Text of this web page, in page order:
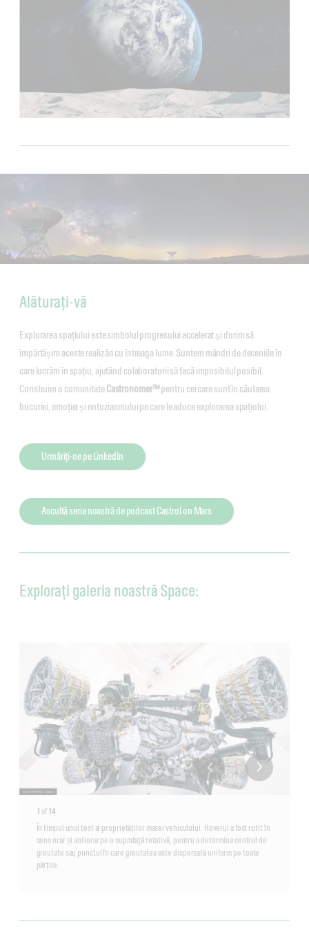
Alăturați-vă
Explorarea spațiului este simbolul progresului accelerat și dorim să
împărtășim aceste realizări cu întreaga lume. Suntem mândri de deceniile în
care lucrăm în spațiu, ajutând colaboratorii să facă imposibilul posibil.
Construim o comunitateCastronomer™pentru cei care sunt în căutarea
bucuriei, emoției și entuziasmului pe care le aduce explorarea spațiului.
Urmăriți-ne pe LinkedIn
Ascultă seria noastră de podcast Castrol on Mars
Explorați galeria noastră Space:
1 of 14
În timpul unui test al proprietăților masei vehiculului. Roverul a fost rotit în
sens orar și antiorar pe o suprafață rotativă, pentru a determina centrul de
greutate sau punctul în care greutatea este dispersată uniform pe toate
părțile.